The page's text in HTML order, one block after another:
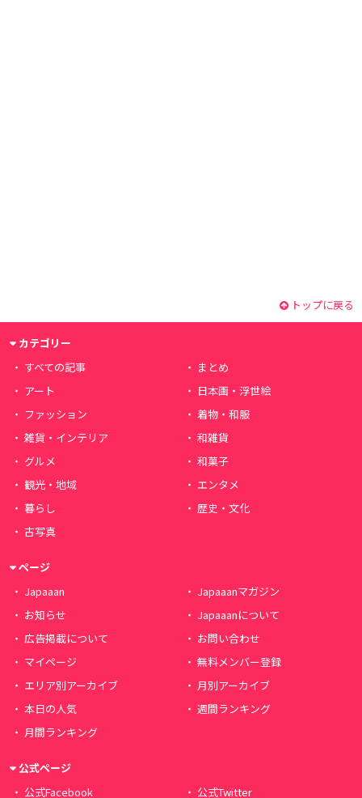
トップに戻る
カテゴリー
すべての記事
まとめ
アート
日本画・浮世絵
ファッション
着物・和服
雑貨・インテリア
和雑貨
グルメ
和菓子
観光・地域
エンタメ
暮らし
歴史・文化
古写真
ページ
Japaaan
Japaaanマガジン
お知らせ
Japaaanについて
広告掲載について
お問い合わせ
マイページ
無料メンバー登録
エリア別アーカイブ
月別アーカイブ
本日の人気
週間ランキング
月間ランキング
公式ページ
公式Facebook
公式Twitter